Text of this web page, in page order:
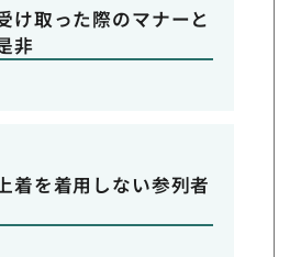
け取った際のマナーと
非
着を着用しない参列者